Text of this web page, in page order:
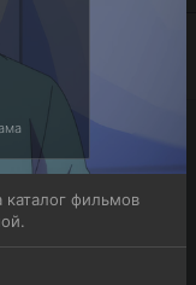
фильмов